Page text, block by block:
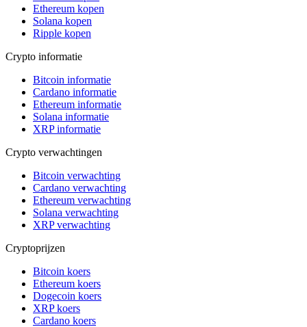
Ethereum kopen
Solana kopen
Ripple kopen
Crypto informatie
Bitcoin informatie
Cardano informatie
Ethereum informatie
Solana informatie
XRP informatie
Crypto verwachtingen
Bitcoin verwachting
Cardano verwachting
Ethereum verwachting
Solana verwachting
XRP verwachting
Cryptoprijzen
Bitcoin koers
Ethereum koers
Dogecoin koers
XRP koers
Cardano koers